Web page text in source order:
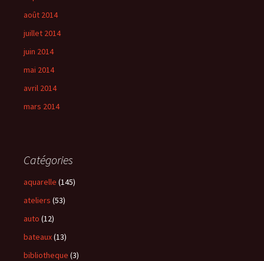
août 2014
juillet 2014
juin 2014
mai 2014
avril 2014
mars 2014
Catégories
aquarelle (145)
ateliers (53)
auto (12)
bateaux(13)
bibliotheque (3)